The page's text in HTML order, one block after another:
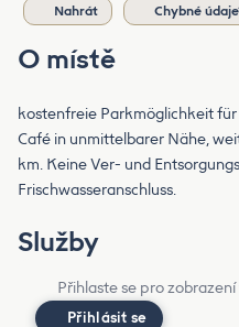
Nahrát Chybné
O místě
kostenfreie Parkmöglichkeit
Café in unmittelbarer Nähe,
km. Keine Ver- und
Frischwasseranschluss.
Služby
Přihlaste se pro
Přihlásit se